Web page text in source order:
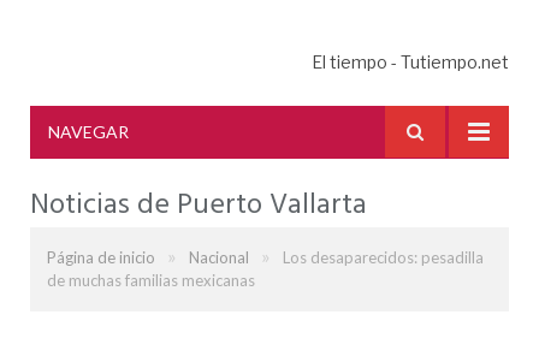
El tiempo - Tutiempo.net
NAVEGAR
Noticias de Puerto Vallarta
Página de inicio » Nacional »
Los desaparecidos: pesadilla
de muchas familias mexicanas